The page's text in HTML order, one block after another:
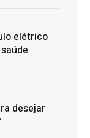
elétrico
desejar